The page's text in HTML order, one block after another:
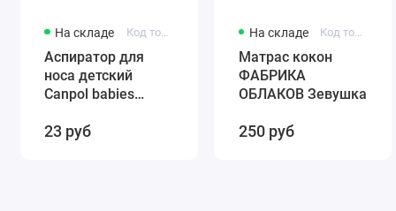
На складе Код товара: 56/007
Аспиратор для
носа детский
Canpol babies
56/007
23 руб
На складе Код товара: 0001
Матрас кокон
ФАБРИКА
ОБЛАКОВ Зевушка
250 руб